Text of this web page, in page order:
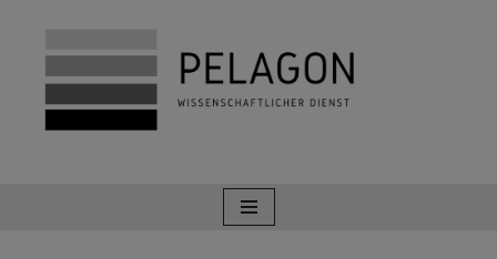
Zum
Inhalt
springen